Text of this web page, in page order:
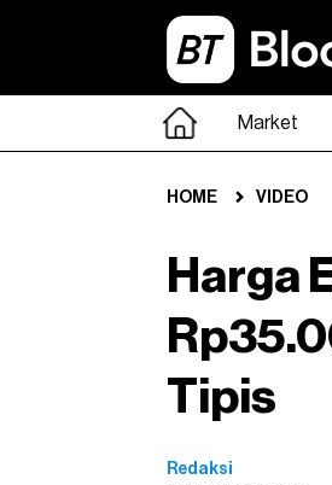
Market
HOME VIDEO
Harga
Tipis
Redaksi